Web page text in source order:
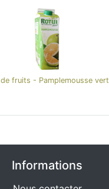
fruits - Pamplemousse vert
Informations